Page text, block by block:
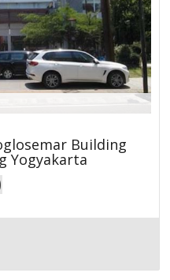
Building
Yogyakarta